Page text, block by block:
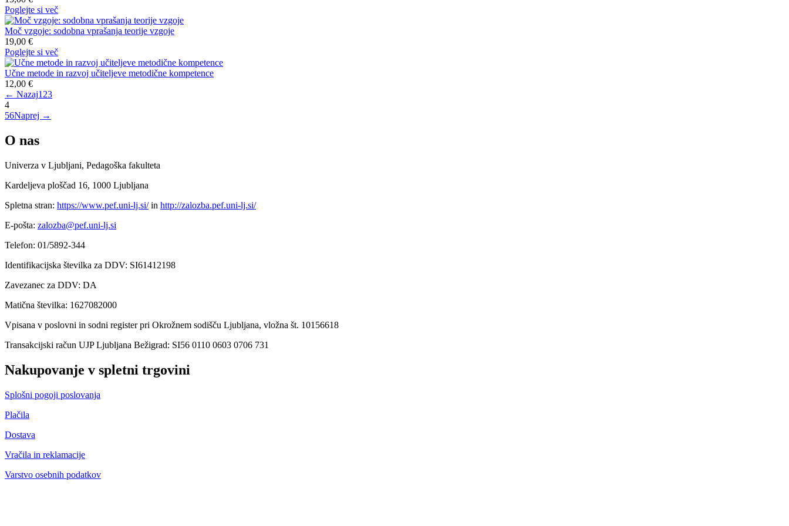
Poglejte si več
Moč vzgoje: sodobna vprašanja teorije vzgoje
19,00 €
Poglejte si več
Učne metode in razvoj učiteljeve metodične kompetence
12,00 €
← Nazaj1 23
4
56Naprej →
O nas
Univerza v Ljubljani, Pedagoška fakulteta
Kardeljeva ploščad 16, 1000 Ljubljana
Spletna stran: https://www.pef.uni-lj.si/in http://zalozba.pef.uni-lj.si/
E-pošta: zalozba@pef.uni-lj.si
Telefon: 01/5892-344
Identifikacijska številka za DDV: SI61412198
Zavezanec za DDV: DA
Matična številka: 1627082000
Vpisana v poslovni in sodni register pri Okrožnem sodišču Ljubljana, vložna št. 10156618
Transakcijski račun UJP Ljubljana Bežigrad: SI56 0110 0603 0706 731
Nakupovanje v spletni trgovini
Splošni pogoji poslovanja
Plačila
Dostava
Vračila in reklamacije
Varstvo osebnih podatkov